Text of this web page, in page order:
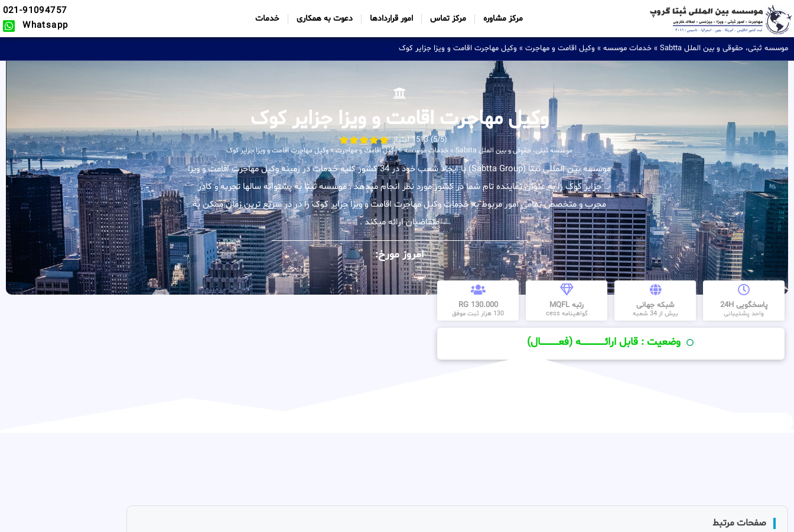
مرکز مشاوره مرکز تماس امور قراردادها دعوت به همکاری خدمات
021-91094757
Whatsapp
موسسه ثبتی، حقوقی و بین الملل Sabtta » خدمات موسسه » وکیل اقامت و مهاجرت » وکیل مهاجرت اقامت و ویزا جزایر کوک
وکیل مهاجرت اقامت و ویزا جزایر کوک
(5/5) 1513 امتیاز
موسسه ثبتی، حقوقی و بین الملل Sabtta »خدمات موسسه»وکیل اقامت و مهاجرت»وکیل مهاجرت اقامت و ویزا جزایر کوک
موسسه بین المللی ثبتا (Sabtta Group) با ایجاد شعب خود در 34 کشور کلیه خدمات در زمینه وکیل مهاجرت اقامت و ویزا
جزایر کوک را به عنوان نماینده تام شما در کشور مورد نظر انجام میدهد . موسسه ثبتا به پشتوانه سالها تجربه و کادر
مجرب و متخصص تمامی امور مربوط به خدمات وکیل مهاجرت اقامت و ویزا جزایر کوک را در در سریع ترین زمان ممکن به
متقاضیان ارائه میکند .
امروز مورخ:
پاسخگویی 24H
واحد پشتیبانی
شبکه جهانی
بیش از 34 شعبه
رتبه MQFL
گواهینامه cess
130.000 RG
130 هزار ثبت موفق
وضعیت : قابل ارائــــــــــــــــــــه (فعـــــــــــــــال)
صفحات مرتبط